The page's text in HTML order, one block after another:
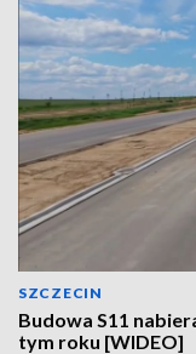
SZCZECIN
Budowa S11
tym roku [WIDEO]